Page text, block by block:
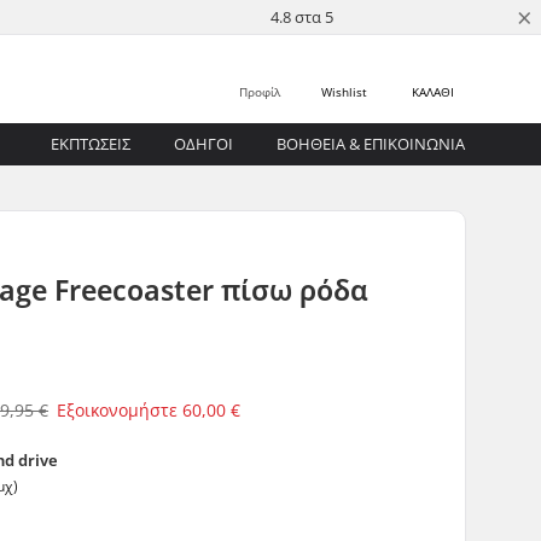
4.8 στα 5 ×
ΚΑΛΑΘΙ
Wishlist
Προφίλ
ΕΚΠΤΩΣΕΙΣ ΟΔΗΓΟΊ ΒΟΉΘΕΙΑ & ΕΠΙΚΟΙΝΩΝΊΑ
Freecoaster πίσω ρόδα
€ Εξοικονομήστε60,00 €
drive